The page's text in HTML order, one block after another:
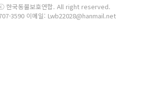
한국동물보호연합. All right reserved.
3590 이메일: Lwb22028@hanmail.net